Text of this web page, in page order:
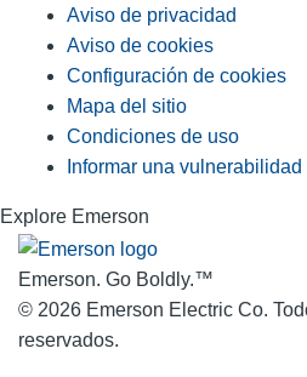
Aviso de privacidad
Aviso de cookies
Configuración de cookies
Mapa del sitio
Condiciones de uso
Informar una vulnerabilidad
Explore Emerson
Emerson. Go Boldly.™
© 2026 Emerson Electric Co.
reservados.